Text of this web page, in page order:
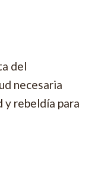
del
necesaria
y rebeldía para